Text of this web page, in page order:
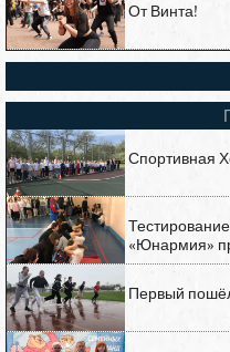
От Винта!
Спортивная
«Юнармия»
Первый